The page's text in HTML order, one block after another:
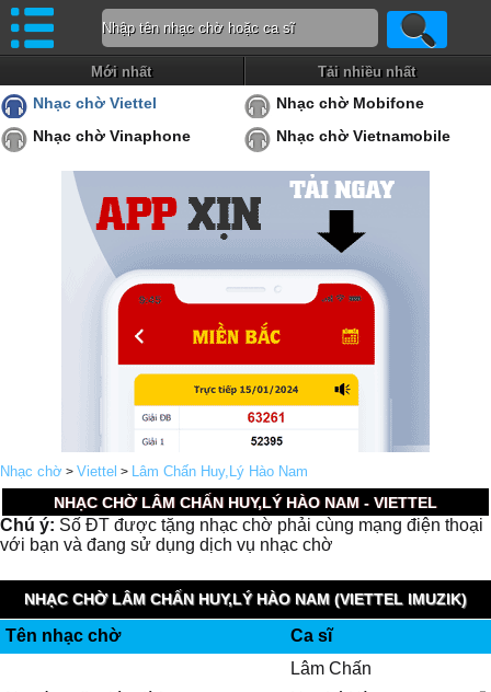
Mới nhất Tải nhiều nhất
Nhạc chờ Viettel
Nhạc chờ Mobifone
Nhạc chờ Vinaphone
Nhạc chờ Vietnamobile
Nhạc chờ > Viettel > Lâm Chấn Huy,Lý Hào Nam
NHẠC CHỜ LÂM CHẤN HUY,LÝ HÀO NAM - VIETTEL
Chú ý: Số ĐT được tặng nhạc chờ phải cùng mạng điện thoại
với bạn và đang sử dụng dịch vụ nhạc chờ
NHẠC CHỜ LÂM CHẤN HUY,LÝ HÀO NAM (VIETTEL IMUZIK)
Tên nhạc chờ Ca sĩ
Lâm Chấn